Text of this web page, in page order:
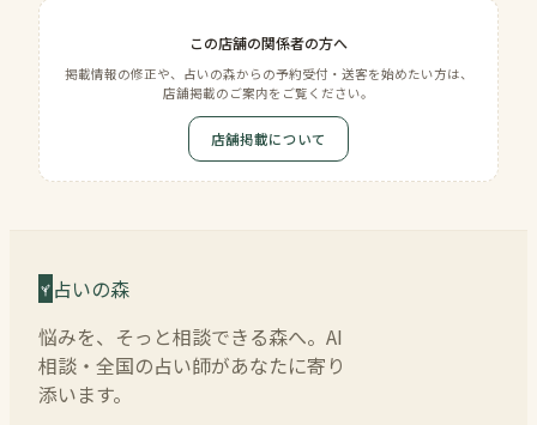
この店舗の関係者の方へ
掲載情報の修正や、占いの森からの予約受付・送客を始めたい方は、
店舗掲載のご案内をご覧ください。
店舗掲載について
占いの森
悩みを、そっと相談できる森へ。AI
相談・全国の占い師があなたに寄り
添います。